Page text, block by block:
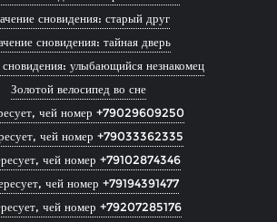
сновидения: старый друг
сновидения: тайная дверь
сновидения: улыбающийся незнакомец
Золотой велосипед во сне
чей номер +79029609250
чей номер +79033362335
чей номер +79102874346
чей номер +79194391477
чей номер +79207285176